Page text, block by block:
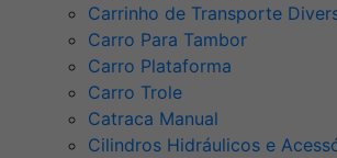
Carrinho de Transporte
Carro Para Tambor
Carro Plataforma
Carro Trole
Catraca Manual
Cilindros Hidráulicos e